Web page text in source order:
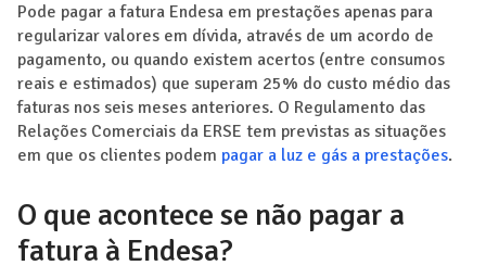
Pode pagar a fatura Endesa em prestações apenas para
regularizar valores em dívida, através de um acordo de
pagamento, ou quando existem acertos (entre consumos
reais e estimados) que superam 25% do custo médio das
faturas nos seis meses anteriores. O Regulamento das
Relações Comerciais da ERSE tem previstas as situações
em que os clientes podem pagar a luz e gás a prestações.
O que acontece se não pagar a
fatura à Endesa?